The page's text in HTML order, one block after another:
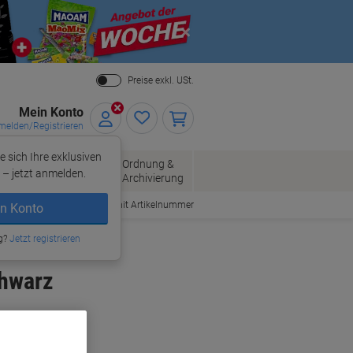
Close
Preise exkl. USt.
Mein Konto
Registrieren
sich Ihre exklusiven
jetzt anmelden.
Konto
Jetzt registrieren
Bürobedarf
Ordnung &
Archivierung
Bestellen mit Artikelnummer